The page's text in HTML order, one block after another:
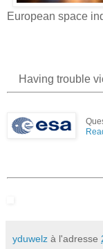
European space
Having trouble
yduwelz à l'adresse